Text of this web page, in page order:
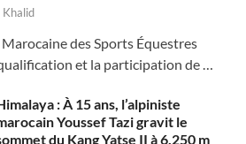
Khalid
des Sports Équestres
et la participation de …
: À 15 ans, l’alpiniste
Youssef Tazi gravit le
du Kang Yatse II à 6.250 m